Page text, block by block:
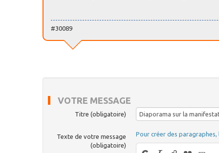
#30089
VOTRE MESSAGE
Titre (obligatoire)
Texte de votre message
(obligatoire)
Pour créer des paragraphes,